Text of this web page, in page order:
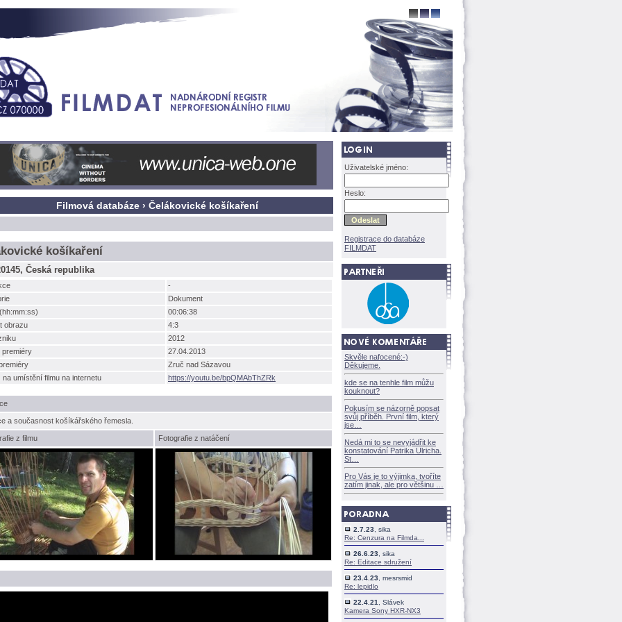
Filmová databáze › Čelákovické košíkaření
košíkaření
Česká republika
-
Dokument
00:06:38
obrazu
4:3
2012
premiéry
27.04.2013
Zruč nad Sázavou
na umístění filmu na internetu
https://youtu.be/bpQMAbThZRk
a současnost košíkářského řemesla.
z filmu Fotografie z natáčení
Uživatelské jméno:
Heslo:
Registrace do databáze
FILMDAT
Skvěle nafocené:-)
Děkujeme.
kde se na tenhle film můžu
kouknout?
Pokusím se názorně popsat
svůj příběh. První film, který
jse
Nedá mi to se nevyjádřit ke
konstatování Patrika Ulricha.
St
Pro Vás je to výjimka, tvoříte
zatím jinak, ale pro většinu
2.7.23 , sika
Re: Cenzura na Filmda...
26.6.23 , sika
Re: Editace sdružení
23.4.23 , mesrsmid
Re: lepidlo
22.4.21
, Slávek
Kamera Sony HXR-NX3